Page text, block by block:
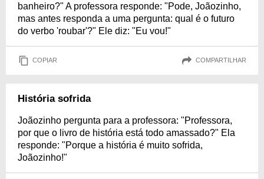
banheiro?" A professora responde: "Pode, Joãozinho,
mas antes responda a uma pergunta: qual é o futuro
do verbo 'roubar'?" Ele diz: "Eu vou!"
COPIAR COMPARTILHAR
História sofrida
Joãozinho pergunta para a professora: "Professora,
por que o livro de história está todo amassado?" Ela
responde: "Porque a história é muito sofrida,
Joãozinho!"